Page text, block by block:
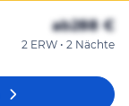
ab288 €
2 ERW • 2 Nächte